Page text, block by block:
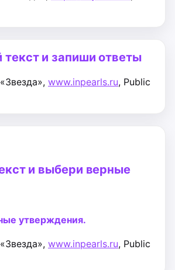
текст и запиши ответы
www.inpearls.ru, Public
и выбери верные
утверждения.
www.inpearls.ru, Public